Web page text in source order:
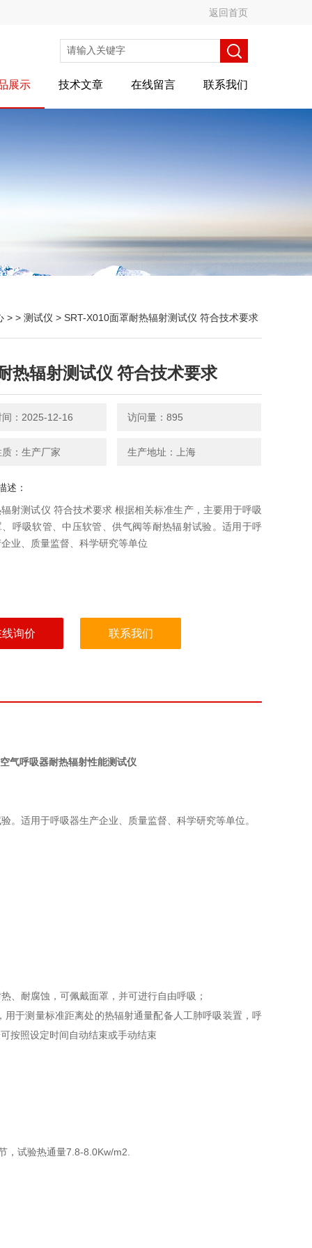
返回首页
展示 技术文章 在线留言 联系我们
> > 测试仪 > SRT-X010面罩耐热辐射测试仪 符合技术要求
热辐射测试仪 符合技术要求
间：2025-12-16 访问量：895
质：生产厂家 生产地址：上海
述：
射测试仪 符合技术要求 根据相关标准生产，主要用于呼吸
呼吸软管、中压软管、供气阀等耐热辐射试验。适用于呼
业、质量监督、科学研究等单位
询价 联系我们
气呼吸器耐热辐射性能测试仪
。适用于呼吸器生产企业、质量监督、科学研究等单位。
、耐腐蚀，可佩戴面罩，并可进行自由呼吸 ；
于测量标准距离处的热辐射通量配备人工肺呼吸装置，呼
按照设定时间自动结束或手动结束
，试验热通量7.8-8.0Kw/m2.